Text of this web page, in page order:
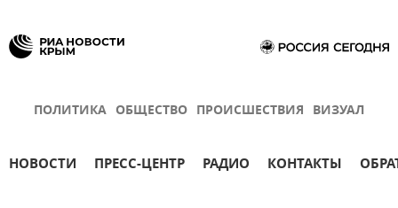
ПОЛИТИКА ОБЩЕСТВО ПРОИСШЕСТВИЯ ВИЗУАЛ
НОВОСТИ ПРЕСС-ЦЕНТР РАДИО КОНТАКТЫ